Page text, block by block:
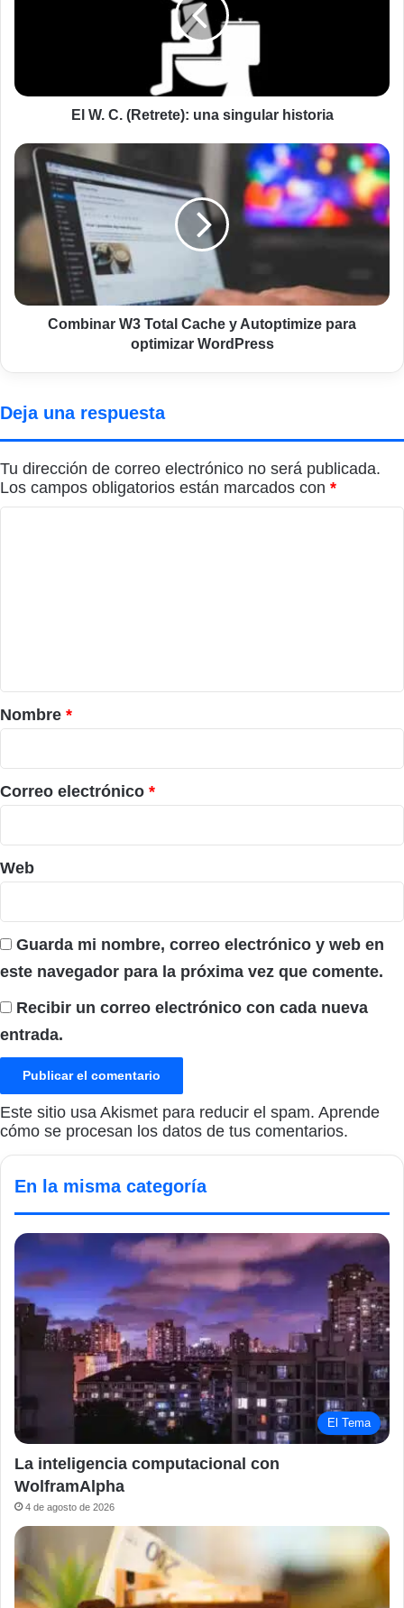
El W. C. (Retrete): una singular historia
Combinar
W3
Total
Cache
y
Autoptimize
para
optimizar
WordPress
Combinar W3 Total Cache y Autoptimize para
optimizar WordPress
Deja una respuesta
Tu dirección de correo electrónico no será publicada.
Los campos obligatorios están marcados con *
r
i
o
*
Nombre *
Correo electrónico *
Web
Guarda mi nombre, correo electrónico y web en
este navegador para la próxima vez que comente.
Recibir un correo electrónico con cada nueva
entrada.
Este sitio usa Akismet para reducir el spam. Aprende
cómo se procesan los datos de tus comentarios.
En la misma categoría
El Tema
La inteligencia computacional con
WolframAlpha
4 de agosto de 2026